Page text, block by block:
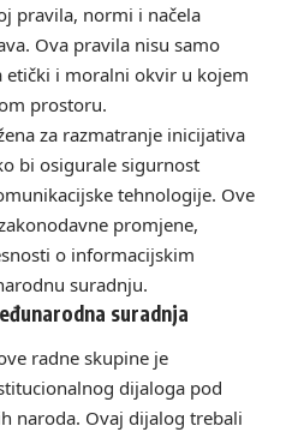
pravila, normi i načela
Ova pravila nisu samo
etički i moralni okvir u kojem
prostoru.
za razmatranje inicijativa
bi osigurale sigurnost
tehnologije. Ove
promjene,
o informacijskim
suradnju.
suradnja
radne skupine je
dijaloga pod
naroda. Ovaj dijalog trebali